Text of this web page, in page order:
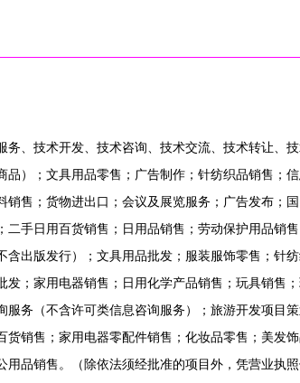
务、技术开发、技术咨询、技术交流、技术转让、
品）；文具用品零售；广告制作；针纺织品销售；
销售；货物进出口；会议及展览服务；广告发布；国
手日用百货销售；日用品销售；劳动保护用品销售
含出版发行）；文具用品批发；服装服饰零售；针
发；家用电器销售；日用化学产品销售；玩具销售
服务（不含许可类信息咨询服务）；旅游开发项目
货销售；家用电器零配件销售；化妆品零售；美发
用品销售。（除依法须经批准的项目外，凭营业执